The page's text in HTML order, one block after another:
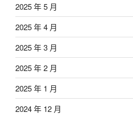
2025 年 5 月
2025 年 4 月
2025 年 3 月
2025 年 2 月
2025 年 1 月
2024 年 12 月